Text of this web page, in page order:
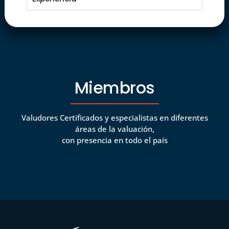
Miembros
Valudores Certificados y especialistas en diferentes
áreas de la valuación,
con presencia en todo el país